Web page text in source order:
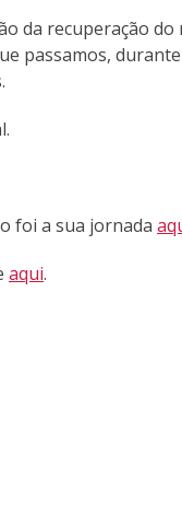
da recuperação
passamos,
foi a sua jornada
aqui.